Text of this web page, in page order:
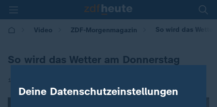
Video ZDF-Morgenmagazin So wird das
So wird das Wetter am Donnerstag
16.04.2026 | 05:30
Deine Datenschutzeinstellungen